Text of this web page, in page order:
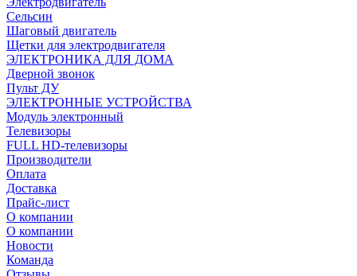
Сельсин
Шаговый двигатель
Щетки для электродвигателя
ЭЛЕКТРОНИКА ДЛЯ ДОМА
Дверной звонок
Пульт ДУ
ЭЛЕКТРОННЫЕ УСТРОЙСТВА
Модуль электронный
Телевизоры
FULL HD-телевизоры
Производители
Оплата
Доставка
Прайс-лист
О компании
О компании
Новости
Команда